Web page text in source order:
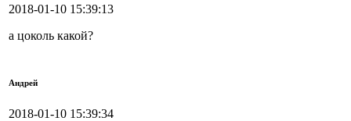
2018-01-10 15:39:13
а цоколь какой?
Андрей
2018-01-10 15:39:34